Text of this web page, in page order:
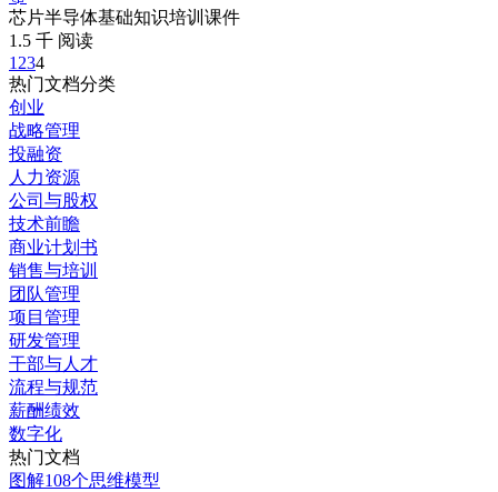
芯片半导体基础知识培训课件
1.5 千 阅读
1 234
热门文档分类
创业
战略管理
投融资
人力资源
公司与股权
技术前瞻
商业计划书
销售与培训
团队管理
项目管理
研发管理
干部与人才
流程与规范
薪酬绩效
数字化
热门文档
图解108个思维模型